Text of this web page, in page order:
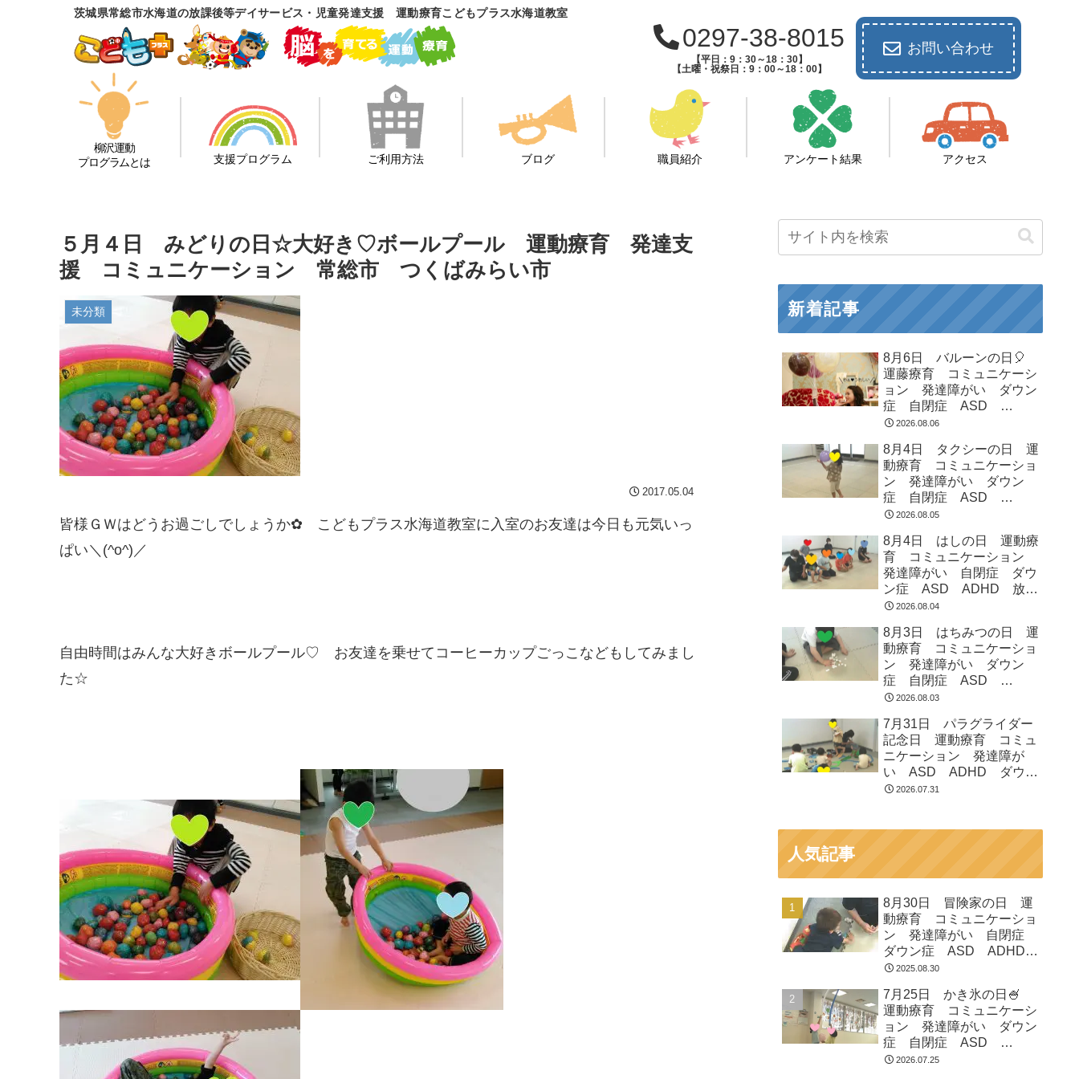
茨城県常総市水海道の放課後等デイサービス・児童発達支援 運動療育こどもプラス水海道教室
0297-38-8015
【平日：9：30～18：30】
【土曜・祝祭日：9：00～18：00】
お問い合わせ
柳沢運動
プログラムとは
支援プログラム ご利用方法 ブログ 職員紹介 アンケート結果 アクセス
５月４日 みどりの日☆大好き♡ボールプール 運動療育 発達支
援 コミュニケーション 常総市 つくばみらい市
未分類
2017.05.04
皆様ＧＷはどうお過ごしでしょうか✿ こどもプラス水海道教室に入室のお友達は今日も元気いっ
ぱい＼(^o^)／
自由時間はみんな大好きボールプール♡ お友達を乗せてコーヒーカップごっこなどもしてみまし
た☆
新着記事
8月6日 バルーンの日🎈
運藤療育 コミュニケーシ
ョン 発達障がい ダウン
症 自閉症 ASD
ADHD 児童発達支援 放
市 つくばみらい市 坂東
市 守谷市
2026.08.06
8月4日 タクシーの日 運
動療育 コミュニケーショ
ン 発達障がい ダウン
症 自閉症 ASD
ADHD 児童発達支援 放
市 つくばみらい市 坂東
市 守谷市
2026.08.05
8月4日 はしの日 運動療
育 コミュニケーション
発達障がい 自閉症 ダウ
ン症 ASD ADHD 放課
後等デイサービス 児童発
らい市 坂東市 守谷市
2026.08.04
8月3日 はちみつの日 運
動療育 コミュニケーショ
ン 発達障がい ダウン
症 自閉症 ASD
ADHD 児童発達支援 放
市 つくばみらい市 坂東
市 守谷市
2026.08.03
7月31日 パラグライダー
記念日 運動療育 コミュ
ニケーション 発達障が
い ASD ADHD ダウン
症 児童発達支援 放課後
2026.07.31
人気記事
8月30日 冒険家の日 運
動療育 コミュニケーショ
ン 発達障がい 自閉症
ダウン症 ASD ADHD
放課後等デイサービス 児
ばみらい市 坂東市 守谷
市
2025.08.30
7月25日 かき氷の日🍧
運動療育 コミュニケーシ
ョン 発達障がい ダウン
症 自閉症 ASD
ADHD 児童発達支援 放
2026.07.25